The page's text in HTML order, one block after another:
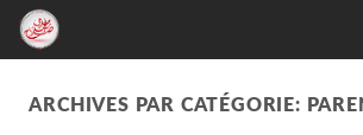
Passer
ARCHIVES PAR CATÉGORIE: